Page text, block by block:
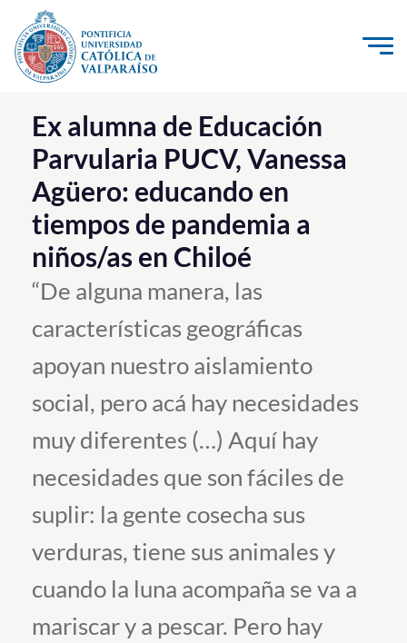
Click acá para ir directamente al contenido
La Universidad
Investigación, Creación e Innovación
PUCV Internacional
Vinculación con el Medio
Admisión
Pregrado
Postgrado
Formación Continua
Estudiantes
Académicos
Funcionarios
Alumni
English
Ex alumna de Educación
Parvularia PUCV, Vanessa
Agüero: educando en
tiempos de pandemia a
niños/as en Chiloé
“De alguna manera, las
características geográficas
apoyan nuestro aislamiento
social, pero acá hay necesidades
muy diferentes (…) Aquí hay
necesidades que son fáciles de
suplir: la gente cosecha sus
verduras, tiene sus animales y
cuando la luna acompaña se va a
mariscar y a pescar. Pero hay